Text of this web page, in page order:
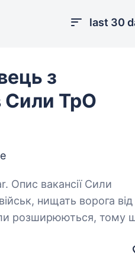
last 30
з
Сили ТрО
нищать ворога